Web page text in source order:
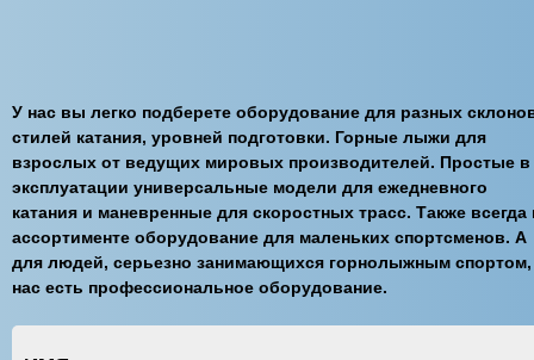
У нас вы легко подберете оборудование для разных
стилей катания, уровней подготовки. Горные лыжи для
взрослых от ведущих мировых производителей. Простые в
эксплуатации универсальные модели для ежедневного
катания и маневренные для скоростных трасс. Также всегда
ассортименте оборудование для маленьких спортсменов. А
для людей, серьезно занимающихся горнолыжным спортом,
нас есть профессиональное оборудование.